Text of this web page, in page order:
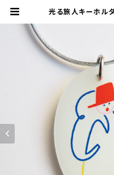
光る旅人キーホ